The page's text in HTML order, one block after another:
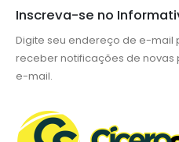
Inscreva-se no
Digite seu endereço de e-mail
receber notificações de
e-mail.